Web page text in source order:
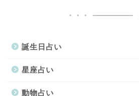
誕生日占い
星座占い
動物占い